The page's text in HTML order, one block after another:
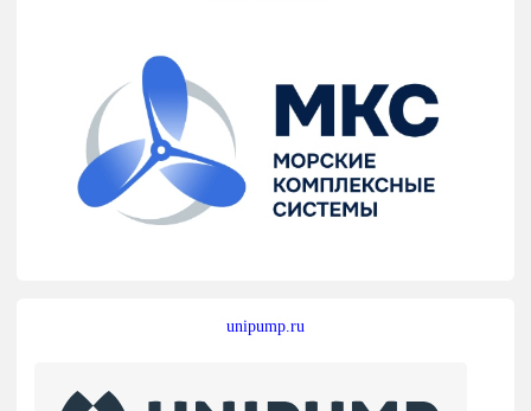
unipump.ru